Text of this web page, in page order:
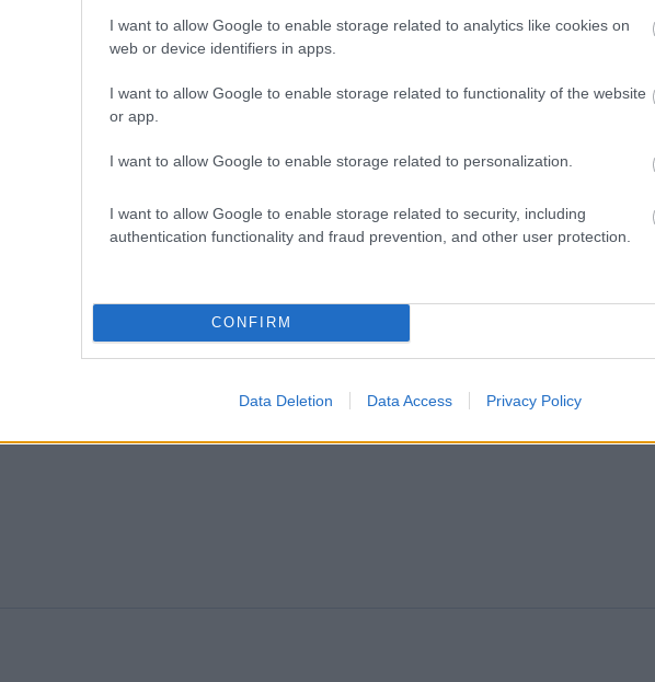
I want to allow Google to enable storage related to analytics like cookies on
web or device identifiers in apps.
I want to allow Google to enable storage related to functionality of the website
or app.
I want to allow Google to enable storage related to personalization.
I want to allow Google to enable storage related to security, including
authentication functionality and fraud prevention, and other user protection.
CONFIRM
Data Deletion Data Access Privacy Policy